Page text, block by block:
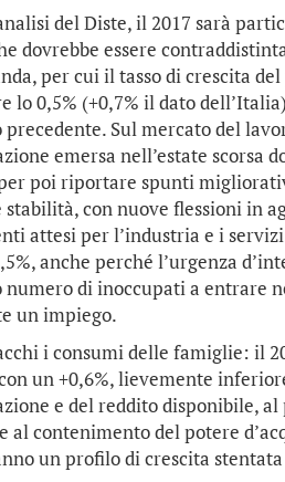
del Diste, il 2017 sarà
dovrebbe essere
per cui il tasso di crescita
lo 0,5% (+0,7% il dato
Sul mercato del
emersa nell’estate
poi riportare spunti
stabilità, con nuove flessioni in
attesi per l’industria e i
anche perché l’urgenza
numero di inoccupati a entrare
un impiego.
i consumi delle famiglie: il
un +0,6%, lievemente
e del reddito disponibile,
al contenimento del potere
un profilo di crescita stentata